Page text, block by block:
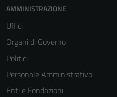
AMMINISTRAZIONE
Uffici
Organi di Governo
Politici
Personale Amministrativo
Enti e Fondazioni